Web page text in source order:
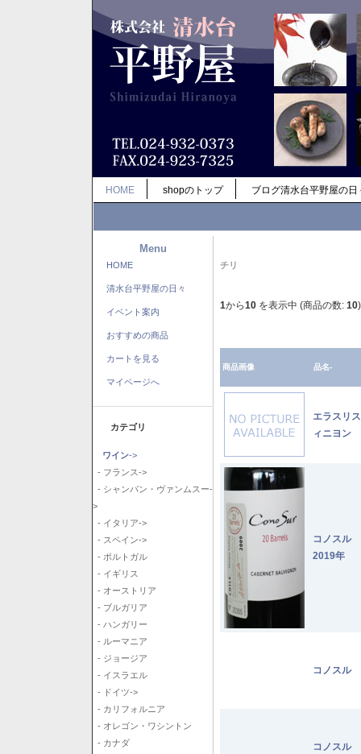
HOME shopのトップ ブログ清水台平野屋の日
Menu
HOME
清水台平野屋の日々
イベント案内
おすすめの商品
カートを見る
マイページへ
カテゴリ
ワイン->
- フランス->
- シャンパン・ヴァンムスー-
>
- イタリア->
- スペイン->
- ポルトガル
- イギリス
- オーストリア
- ブルガリア
- ハンガリー
- ルーマニア
- ジョージア
- イスラエル
- ドイツ->
- カリフォルニア
- オレゴン・ワシントン
- カナダ
チリ
1から10 を表示中 (商品の数: 10)
商品画像 品名-
エラスリ
ィニヨン
コノスル
2019年
コノスル
コノスル